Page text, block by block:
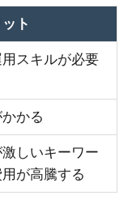
ト
スキルが必要
かる
しいキーワー
用が高騰する